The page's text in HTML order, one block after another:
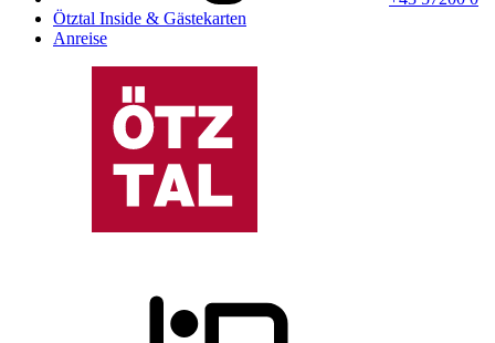
Ötztal Inside & Gästekarten
Anreise